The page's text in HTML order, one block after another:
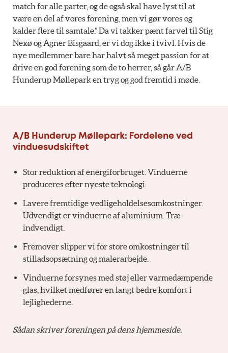
match for alle parter, og de også skal have lyst til at
være en del af vores forening, men vi gør vores og
kalder flere til samtale.” Da vi takker pænt farvel til Stig
Nexø og Agner Bisgaard, er vi dog ikke i tvivl. Hvis de
nye medlemmer bare har halvt så meget passion for at
drive en god forening som de to herrer, så går A/B
Hunderup Møllepark en tryg og god fremtid i møde.
A/B Hunderup Møllepark: Fordelene ved
vinduesudskiftet
Stor reduktion af energiforbruget. Vinduerne
produceres efter nyeste teknologi.
Lavere fremtidige vedligeholdelsesomkostninger.
Udvendigt er vinduerne af aluminium. Træ
indvendigt.
Fremover slipper vi for store omkostninger til
stilladsopsætning og malerarbejde.
Vinduerne forsynes med støj eller varmedæmpende
glas, hvilket medfører en langt bedre komfort i
lejlighederne.
Sådan skriver foreningen på dens hjemmeside.